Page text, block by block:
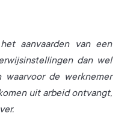
aanvaarden van een
dan wel
waarvoor de werknemer
uit arbeid ontvangt,